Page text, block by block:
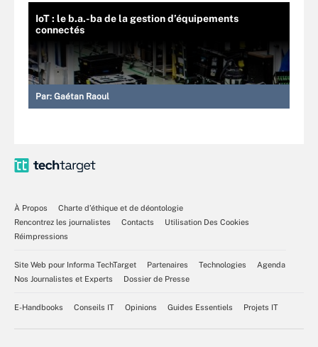
IoT : le b.a.-ba de la gestion d’équipements
connectés
Par: Gaétan Raoul
À Propos
Charte d’éthique et de déontologie
Rencontrez les journalistes
Contacts
Utilisation Des Cookies
Réimpressions
Site Web pour Informa TechTarget Partenaires Technologies
Agenda
Nos Journalistes et Experts
Dossier de Presse
E-Handbooks Conseils IT Opinions Guides Essentiels Projets IT